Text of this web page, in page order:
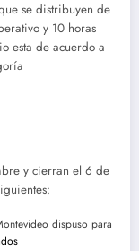
se distribuyen de
y 10 horas
esta de acuerdo a
y cierran el 6 de
dispuso para